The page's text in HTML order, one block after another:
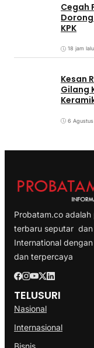
Cegah
KPK
18 jam lalu
Kesan
Gilang
6
Probatam.co
terbaru seputar dan
International
dan terpercaya
TELUSURI
Nasional
Internasional
Bisnis